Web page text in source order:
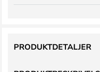
PRODUKTDETALJER